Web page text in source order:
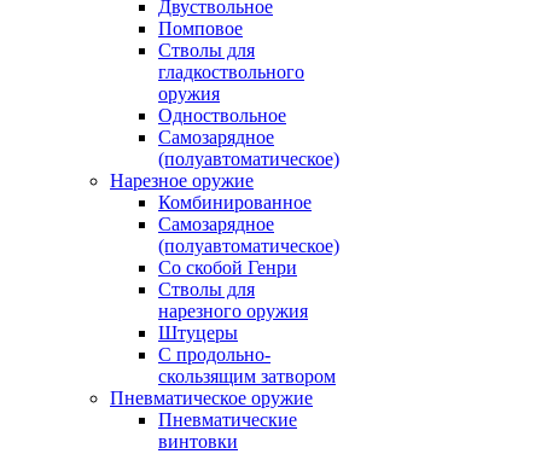
Двуствольное
Помповое
Стволы для
гладкоствольного
оружия
Одноствольное
Самозарядное
(полуавтоматическое)
Нарезное оружие
Комбинированное
Самозарядное
(полуавтоматическое)
Со скобой Генри
Стволы для
нарезного оружия
Штуцеры
С продольно-
скользящим затвором
Пневматическое оружие
Пневматические
винтовки